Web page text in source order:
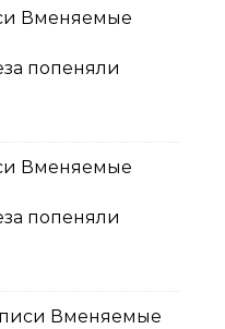
Вменяемые
попеняли
Вменяемые
попеняли
Вменяемые